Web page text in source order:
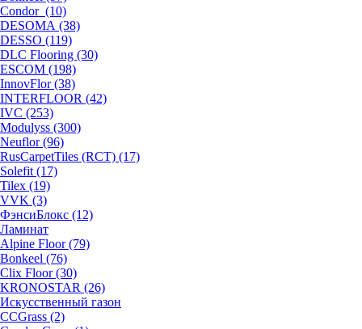
Condor (10)
DESOMA (38)
DESSO (119)
DLC Flooring (30)
ESCOM (198)
InnovFlor (38)
INTERFLOOR (42)
IVC (253)
Modulyss (300)
Neuflor (96)
RusCarpetTiles (RCT) (17)
Solefit (17)
Tilex (19)
VVK (3)
ФэнсиБлокс (12)
Ламинат
Alpine Floor (79)
Bonkeel (76)
Clix Floor (30)
KRONOSTAR (26)
Искусственный газон
CCGrass (2)